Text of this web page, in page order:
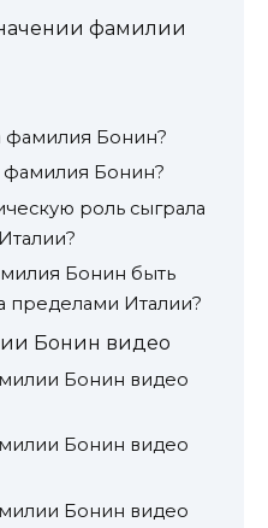
фамилии
фамилия Бонин?
фамилия Бонин?
роль сыграла
Бонин быть
пределами Италии?
Бонин видео
Бонин видео
Бонин видео
Бонин видео